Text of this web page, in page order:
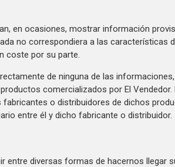
en ocasiones, mostrar información
no correspondiera a las características
coste por su parte.
de ninguna de las
comercializados por El Vendedor.
o distribuidores de dichos
entre él y dicho fabricante o distribuidor.
entre diversas formas de hacernos llegar